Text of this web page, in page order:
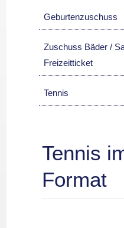
Geburtenzuschuss
Zuschuss Bäder /
Freizeitticket
Tennis
Tennis
Format